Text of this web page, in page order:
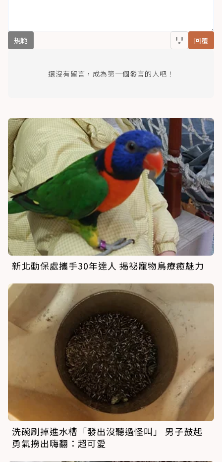
規範 回覆
還沒有留言，成為第一個發言的人吧！
新北動保處攜手30年達人 揭祕寵物鳥療癒魅力
洗碗刷掉進水槽「發出沒聽過怪叫」 男子鼓起
勇氣撈出嗨翻：超可愛